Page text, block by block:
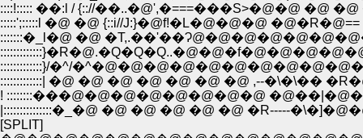
::::!::::: ��:l / {:://��..�@',�===���S>�@�@ �@ �@
:::::';:::::l �@ �@ {::i//J:}�@f!�L�@�@�@
:::::::�_l�@ �@
:::::::::::::}/�^/
:::::::::::::| �@ �@ �@ �@ �@ �@ �@ ,--�\�\��
! ::::::::���@�@�@�@�@�@�@�@
|:::::::::::::::�_�@ �@ �@ �@ �@ �@ �R-----
[SPLIT]